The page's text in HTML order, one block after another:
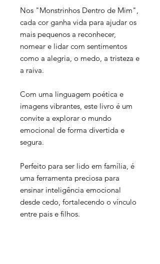
Nos "Monstrinhos Dentro de Mim",
cada cor ganha vida para ajudar os
mais pequenos a reconhecer,
nomear e lidar com sentimentos
como a alegria, o medo, a tristeza e
a raiva.
Com uma linguagem poética e
imagens vibrantes, este livro é um
convite a explorar o mundo
emocional de forma divertida e
segura.
Perfeito para ser lido em família, é
uma ferramenta preciosa para
ensinar inteligência emocional
desde cedo, fortalecendo o vínculo
entre pais e filhos.